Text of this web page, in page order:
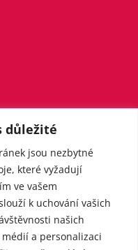
důležité
jsou nezbytné
které vyžadují
ve vašem
k uchování vašich
našich
a personalizaci